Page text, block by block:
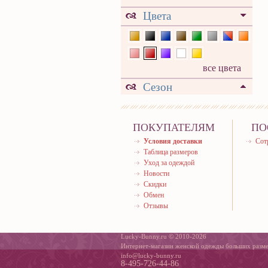
Цвета
все цвета
Сезон
ПОКУПАТЕЛЯМ
Условия доставки
Таблица размеров
Уход за одеждой
Новости
Скидки
Обмен
Отзывы
Lucky-Bunny.ru © 2010-2026
Интернет-магазин женской одежды больших
info@lucky-bunny.ru
8-495-726-44-86